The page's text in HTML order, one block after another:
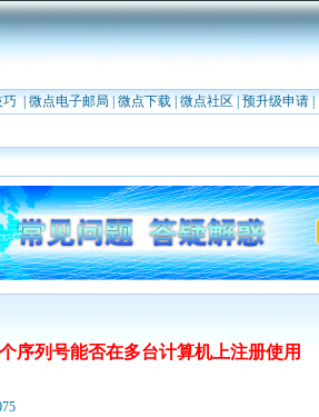
巧| 微点电子邮局 微点下载| 微点社区| 预升级申请|
序列号能否在多台计算机上注册使用